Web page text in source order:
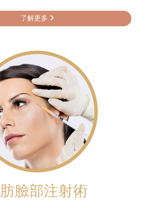
了解更多
臉部注射術